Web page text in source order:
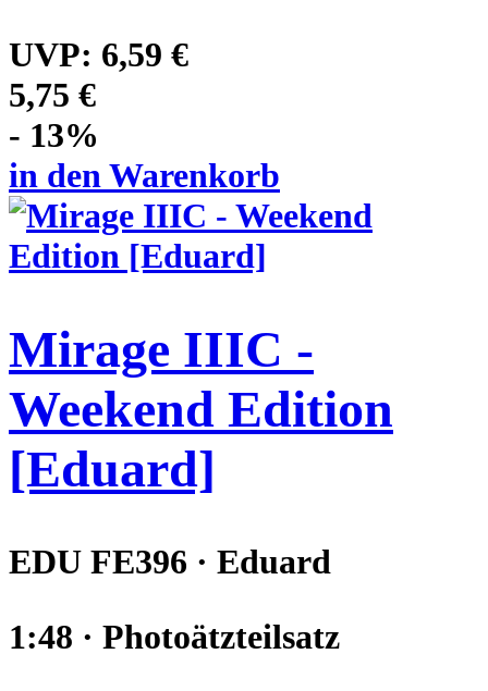
UVP: 6,59 €
5,75 €
- 13%
in den Warenkorb
Mirage IIIC -
Weekend Edition
[Eduard]
EDU FE396 · Eduard
1:48 · Photoätzteilsatz